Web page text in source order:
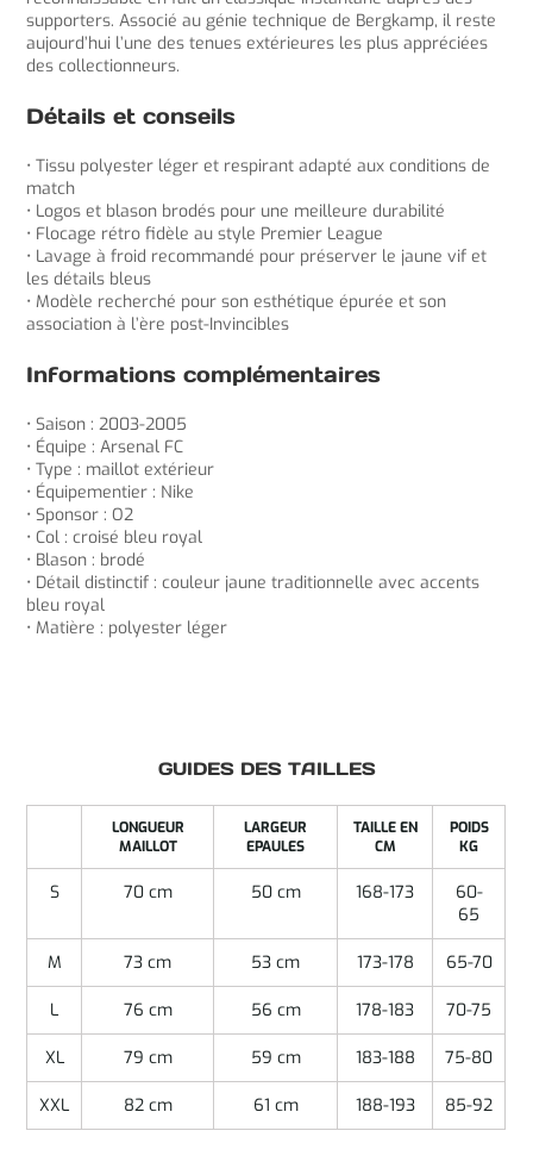
supporters. Associé au génie technique de Bergkamp, il reste
aujourd’hui l’une des tenues extérieures les plus appréciées
des collectionneurs.
Détails et conseils
• Tissu polyester léger et respirant adapté aux conditions de
match
• Logos et blason brodés pour une meilleure durabilité
• Flocage rétro fidèle au style Premier League
• Lavage à froid recommandé pour préserver le jaune vif et
les détails bleus
• Modèle recherché pour son esthétique épurée et son
association à l’ère post-Invincibles
Informations complémentaires
• Saison : 2003-2005
• Équipe : Arsenal FC
• Type : maillot extérieur
• Équipementier : Nike
• Sponsor : O2
• Col : croisé bleu royal
• Blason : brodé
• Détail distinctif : couleur jaune traditionnelle avec accents
bleu royal
• Matière : polyester léger
GUIDES DES TAILLES
LONGUEUR
MAILLOT
LARGEUR
EPAULES
TAILLE EN
CM
POIDS
KG
S 70 cm 50 cm 168-173
60-
65
M 73 cm 53 cm 173-178 65-70
L 76 cm 56 cm 178-183 70-75
XL 79 cm 59 cm 183-188 75-80
XXL 82 cm 61 cm 188-193 85-92